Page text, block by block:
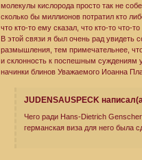
молекулы кислорода просто так не
сколько бы миллионов потратил кто
что кто-то ему сказал, что кто-то что-
В этой связи я был очень рад увидеть
размышления, тем примечательнее,
и склонность к поспешным суждениям
начинки блинов Уважаемого Иоанна
JUDENSAUSPECK
Чего ради Hans-Dietrich Genscher
германская виза для него была